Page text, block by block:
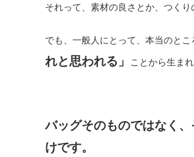
それって、素材の良さとか、つく
でも、一般人にとって、本当のと
れと思われる」
ことから生ま
バッグそのものではなく
けです。